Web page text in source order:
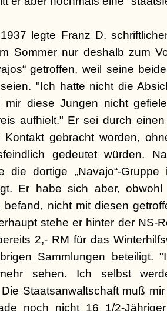
legte Franz D.
Sommer nur deshalb zum
getroffen, weil seine
"Ich hatte nicht die
mir diese Jungen nicht
aufhielt." Er sei durch
Kontakt gebracht worden,
gedeutet würden.
die dortige „Navajo“-
Er habe sich aber,
befand, nicht mit diesen
stehe er hinter der NS-
2,- RM für das
Sammlungen beteiligt.
sehen. Ich selbst
Staatsanwaltschaft muß
noch nicht 16 1/2-